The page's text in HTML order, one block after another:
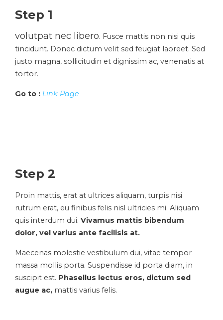
Step 1
volutpat nec libero. Fusce mattis non nisi quis
tincidunt. Donec dictum velit sed feugiat laoreet. Sed
justo magna, sollicitudin et dignissim ac, venenatis at
tortor.
Go to : Link Page
Step 2
Proin mattis, erat at ultrices aliquam, turpis nisi
rutrum erat, eu finibus felis nisl ultricies mi. Aliquam
quis interdum dui. Vivamus mattis bibendum
dolor, vel varius ante facilisis at.
Maecenas molestie vestibulum dui, vitae tempor
massa mollis porta. Suspendisse id porta diam, in
suscipit est. Phasellus lectus eros, dictum sed
augue ac, mattis varius felis.